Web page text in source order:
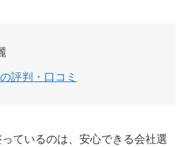
評判・口コミ
ているのは、安心できる会社選